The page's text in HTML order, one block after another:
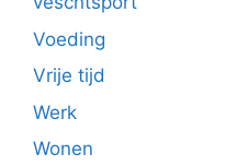
Voeding
Vrije tijd
Werk
Wonen